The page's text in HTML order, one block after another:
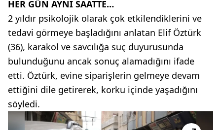
HER GÜN AYNI SAATTE…
2 yıldır psikolojik olarak çok etkilendiklerini ve
tedavi görmeye başladığını anlatan Elif Öztürk
(36), karakol ve savcılığa suç duyurusunda
bulunduğunu ancak sonuç alamadığını ifade
etti. Öztürk, evine siparişlerin gelmeye devam
ettiğini dile getirerek, korku içinde yaşadığını
söyledi.